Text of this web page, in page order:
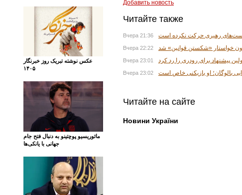
عکس نوشته تبریک روز خبرنگار
۱۴۰۵
مائوریسیو پوچتینو به دنبال فتح جام
جهانی با یانکی‌ها
Добавить новость
Читайте также
Вчера 21:36 رهبری حرکت نکرده است
Вчера 22:22 خواستار «شکستن قوانین» شد
Вчера 23:01 پیشنهاد برای رودری را رد کرد
Вчера 23:02 بالوگان؛ او بازیکنی خاص است
Читайте на сайте
Новини України